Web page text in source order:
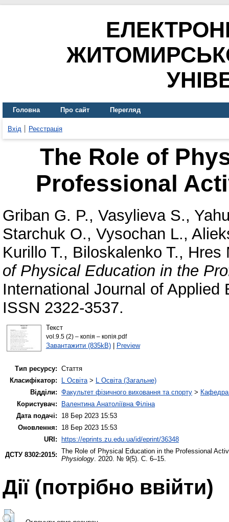
Головна Про сайт Перегляд
Вхід Реєстрація
The Role of
Professional
Griban G. P., Vasylieva S.,
Starchuk O., Vysochan L.,
Kurillo T., Biloskalenko T., Hres
of Physical Education in the
International Journal of
ISSN 2322-3537.
Текст
vol.9.5 (2) – копія – копія.pdf
Завантажити (835kB)| Preview
Тип ресурсу: Стаття
Класифікатор:
L Освіта> L Освіта (Загальне)
Відділи: Факультет фізичного виховання та спорту > Кафедра
Користувач:
Валентина Анатоліївна Філіна
Дата подачі:
18 Бер 2023 15:53
Оновлення:
18 Бер 2023 15:53
URI:
https://eprints.zu.edu.ua/id/eprint/36348
ДСТУ 8302:2015: The Role of Physical Education in the Professional
Physiology. 2020. № 9(5). С. 6–15.
Дії ​​(потрібно ввійти)